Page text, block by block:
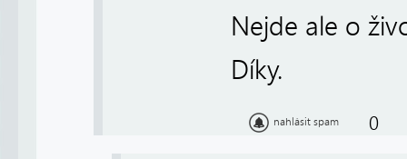
Nejde ale o
Díky.
nahlásit spam 0